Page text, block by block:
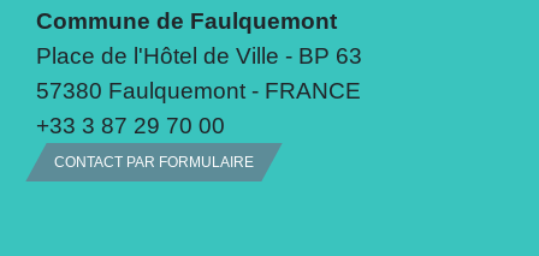
Commune de Faulquemont
Place de l'Hôtel de Ville - BP 63
57380 Faulquemont - FRANCE
+33 3 87 29 70 00
CONTACT PAR FORMULAIRE